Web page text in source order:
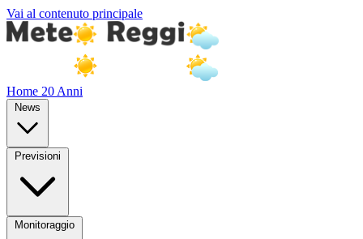
Vai al contenuto principale
Home 20 Anni
News
Previsioni
Monitoraggio